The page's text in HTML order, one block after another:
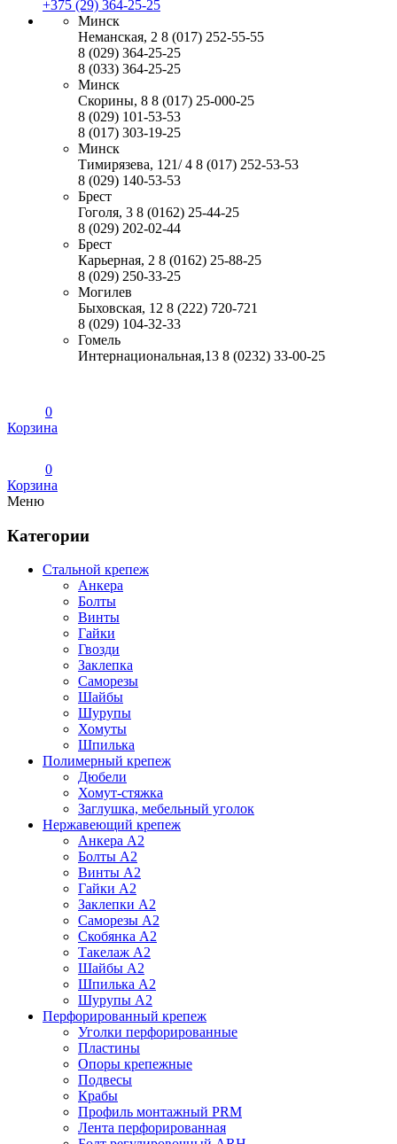
+375 (29) 364-25-25
Минск
Неманская, 2 8 (017) 252-55-55
8 (029) 364-25-25
8 (033) 364-25-25
Минск
Скорины, 8 8 (017) 25-000-25
8 (029) 101-53-53
8 (017) 303-19-25
Минск
Тимирязева, 121/ 4 8 (017) 252-53-53
8 (029) 140-53-53
Брест
Гоголя, 3 8 (0162) 25-44-25
8 (029) 202-02-44
Брест
Карьерная, 2 8 (0162) 25-88-25
8 (029) 250-33-25
Могилев
Быховская, 12 8 (222) 720-721
8 (029) 104-32-33
Гомель
Интернациональная,13 8 (0232) 33-00-25
0
Корзина
0
Корзина
Меню
Категории
Стальной крепеж
Анкера
Болты
Винты
Гайки
Гвозди
Заклепка
Саморезы
Шайбы
Шурупы
Хомуты
Шпилька
Полимерный крепеж
Дюбели
Хомут-стяжка
Заглушка, мебельный уголок
Нержавеющий крепеж
Анкера А2
Болты А2
Винты А2
Гайки А2
Заклепки А2
Саморезы А2
Скобянка А2
Такелаж А2
Шайбы А2
Шпилька А2
Шурупы А2
Перфорированный крепеж
Уголки перфорированные
Пластины
Опоры крепежные
Подвесы
Крабы
Профиль монтажный PRM
Лента перфорированная